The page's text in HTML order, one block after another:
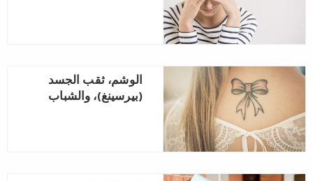
الوشم، ثقب الجسد
(بيرسينغ)، والشباب